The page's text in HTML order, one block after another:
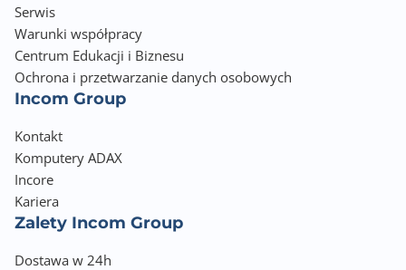
Serwis
Warunki współpracy
Centrum Edukacji i Biznesu
Ochrona i przetwarzanie danych osobowych
Incom Group
Kontakt
Komputery ADAX
Incore
Kariera
Zalety Incom Group
Dostawa w 24h